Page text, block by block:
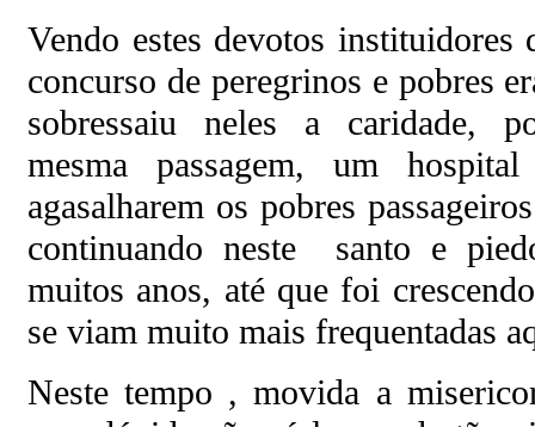
Vendo estes devotos
concurso de peregrinos e pobres
sobressaiu neles a caridade,
mesma passagem, um
agasalharem os pobres
continuando neste santo e
muitos anos, até que foi
se viam muito mais frequentadas
Neste tempo , movida a